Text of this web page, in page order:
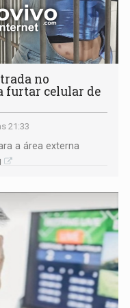
no
furtar celular de
21:33
a área externa